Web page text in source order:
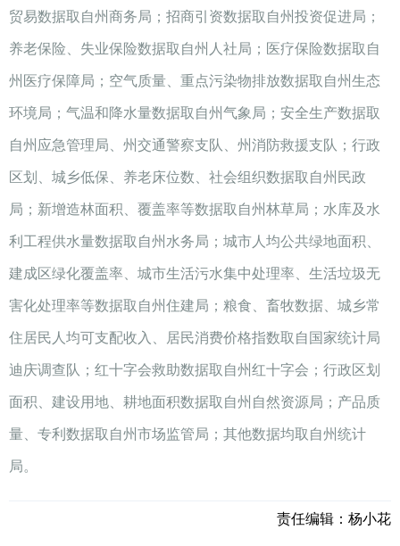
贸易数据取自州商务局；招商引资数据取自州投资促进局；
养老保险、失业保险数据取自州人社局；医疗保险数据取自
州医疗保障局；空气质量、重点污染物排放数据取自州生态
环境局；气温和降水量数据取自州气象局；安全生产数据取
自州应急管理局、州交通警察支队、州消防救援支队；行政
区划、城乡低保、养老床位数、社会组织数据取自州民政
局；新增造林面积、覆盖率等数据取自州林草局；水库及水
利工程供水量数据取自州水务局；城市人均公共绿地面积、
建成区绿化覆盖率、城市生活污水集中处理率、生活垃圾无
害化处理率等数据取自州住建局；粮食、畜牧数据、城乡常
住居民人均可支配收入、居民消费价格指数取自国家统计局
迪庆调查队；红十字会救助数据取自州红十字会；行政区划
面积、建设用地、耕地面积数据取自州自然资源局；产品质
量、专利数据取自州市场监管局；其他数据均取自州统计
局。
责任编辑： 杨小花